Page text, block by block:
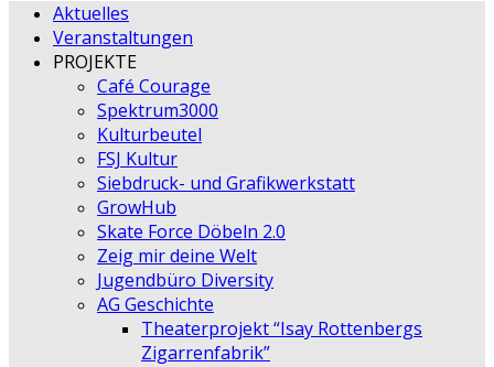
Aktuelles
Veranstaltungen
PROJEKTE
Café Courage
Spektrum3000
Kulturbeutel
FSJ Kultur
Siebdruck- und Grafikwerkstatt
GrowHub
Skate Force Döbeln 2.0
Zeig mir deine Welt
Jugendbüro Diversity
AG Geschichte
Theaterprojekt “Isay Rottenbergs
Zigarrenfabrik”